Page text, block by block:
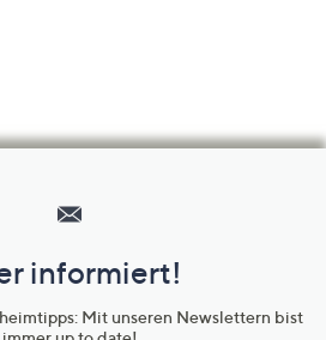
informiert!
Mit unseren Newslettern bist